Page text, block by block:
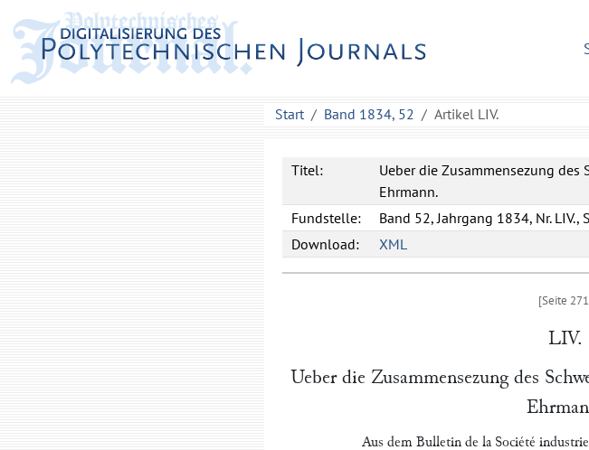
Start Band 1834, 52 Artikel LIV.
Titel:
Ueber die Zusammensezung des
Ehrmann.
Fundstelle:
Band 52, Jahrgang 1834, Nr. LIV.,
Download:
XML
LIV.
Ueber die Zusammensezung des
Aus dem Bulletin de la Société